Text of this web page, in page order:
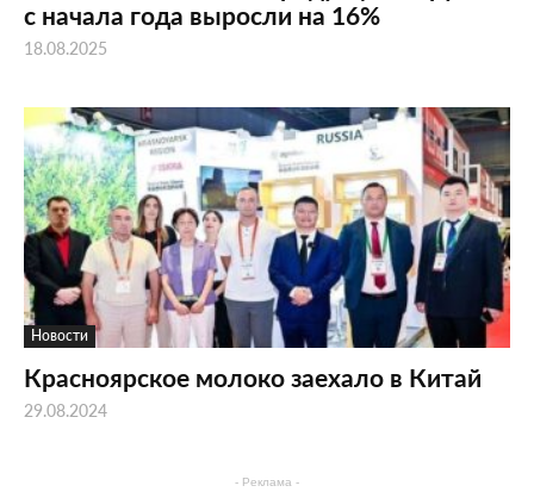
с начала года выросли на 16%
18.08.2025
Новости
Красноярское молоко заехало в Китай
29.08.2024
- Реклама -